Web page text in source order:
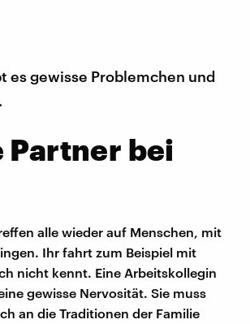
es gewisse Problemchen und
Partner bei
alle wieder auf Menschen, mit
Ihr fahrt zum Beispiel mit
nicht kennt. Eine Arbeitskollegin
gewisse Nervosität. Sie muss
an die Traditionen der Familie